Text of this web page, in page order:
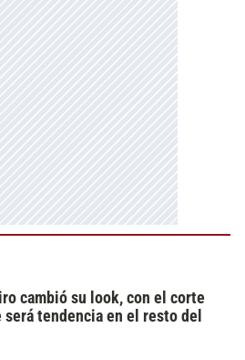
cambió su look, con el corte
será tendencia en el resto del